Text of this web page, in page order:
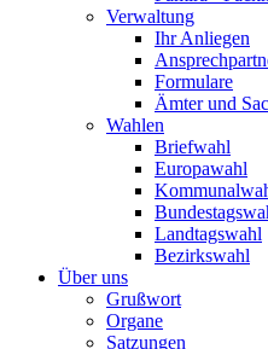
Verwaltung
Ihr Anliegen
Formulare
Ämter und
Wahlen
Briefwahl
Europawahl
Landtagswahl
Bezirkswahl
Über uns
Grußwort
Organe
Satzungen